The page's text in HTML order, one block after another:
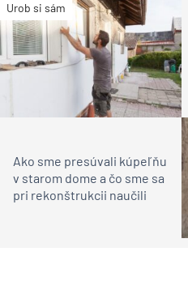
Urob si sám
Ako sme presúvali kúpeľňu
v starom dome a čo sme sa
pri rekonštrukcii naučili